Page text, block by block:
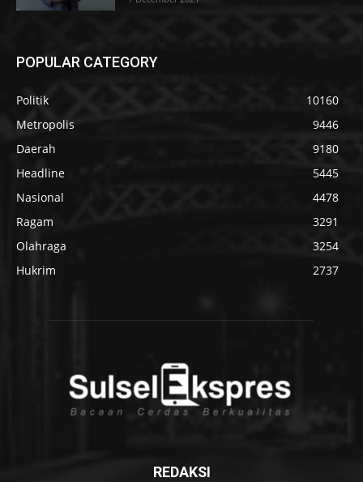
POPULAR CATEGORY
Politik
10160
Metropolis
9446
Daerah
9180
Headline
5445
Nasional
4478
Ragam
3291
Olahraga
3254
Hukrim
2737
REDAKSI